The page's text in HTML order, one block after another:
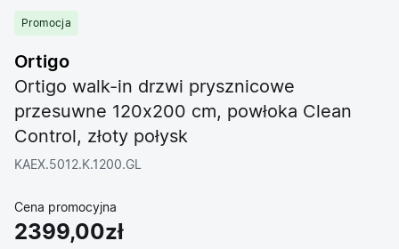
Promocja
Ortigo
Ortigo walk-in drzwi prysznicowe
przesuwne 120x200 cm, powłoka Clean
Control, złoty połysk
KAEX.5012.K.1200.GL
Cena promocyjna
2399,00zł